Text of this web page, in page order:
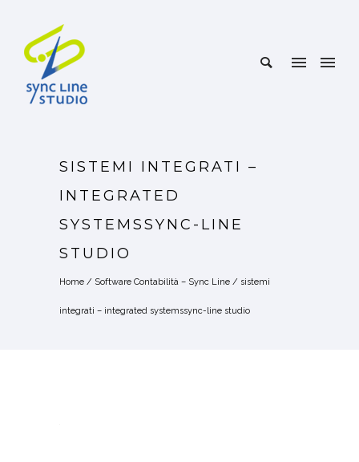
SISTEMI INTEGRATI –
INTEGRATED
SYSTEMSSYNC-LINE
STUDIO
Home / Software Contabilità – Sync Line / sistemi
integrati – integrated systemssync-line studio